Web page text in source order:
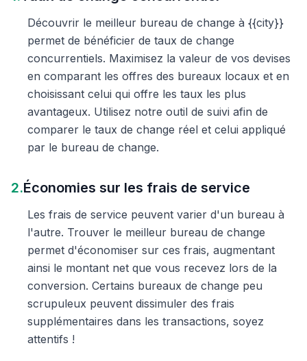
Découvrir le meilleur bureau de change à {{city}}
permet de bénéficier de taux de change
concurrentiels. Maximisez la valeur de vos devises
en comparant les offres des bureaux locaux et en
choisissant celui qui offre les taux les plus
avantageux. Utilisez notre outil de suivi afin de
comparer le taux de change réel et celui appliqué
par le bureau de change.
2.Économies sur les frais de service
Les frais de service peuvent varier d'un bureau à
l'autre. Trouver le meilleur bureau de change
permet d'économiser sur ces frais, augmentant
ainsi le montant net que vous recevez lors de la
conversion. Certains bureaux de change peu
scrupuleux peuvent dissimuler des frais
supplémentaires dans les transactions, soyez
attentifs !